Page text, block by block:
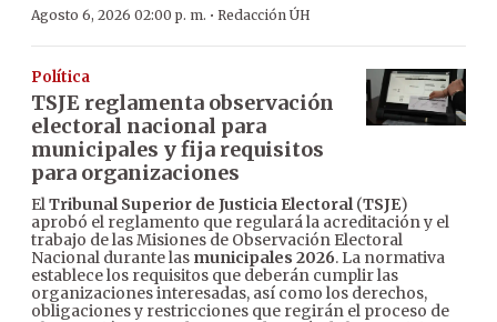
Agosto 6, 2026 02:00 p. m. · Redacción ÚH
Política
TSJE reglamenta observación
electoral nacional para
municipales y fija requisitos
para organizaciones
ElTribunal Superior de Justicia Electoral(TSJE)
aprobó el reglamento que regulará la acreditación y el
trabajo de las Misiones de Observación Electoral
Nacional durante las municipales 2026. La normativa
establece los requisitos que deberán cumplir las
organizaciones interesadas, así como los derechos,
obligaciones y restricciones que regirán el proceso de